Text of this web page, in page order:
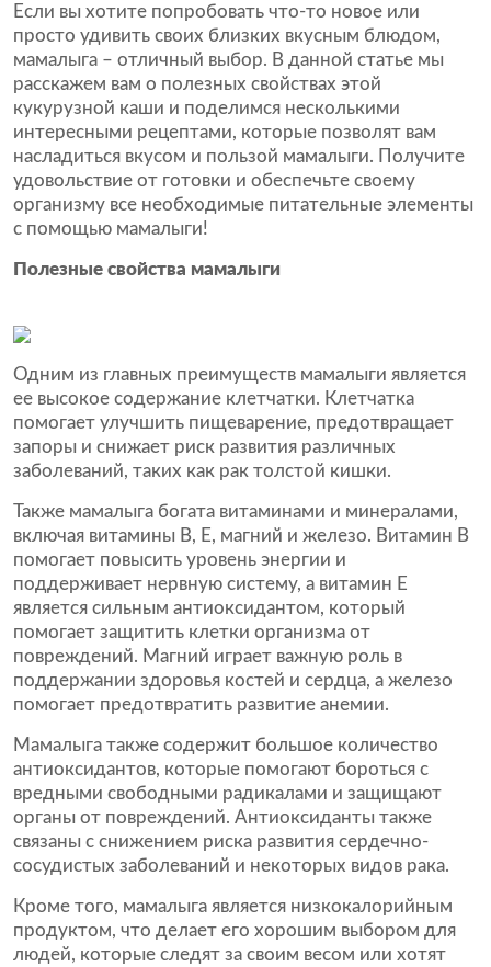
Если вы хотите попробовать что-то новое или
просто удивить своих близких вкусным блюдом,
мамалыга – отличный выбор. В данной статье мы
расскажем вам о полезных свойствах этой
кукурузной каши и поделимся несколькими
интересными рецептами, которые позволят вам
насладиться вкусом и пользой мамалыги. Получите
удовольствие от готовки и обеспечьте своему
организму все необходимые питательные элементы
с помощью мамалыги!
Полезные свойства мамалыги
Одним из главных преимуществ мамалыги является
ее высокое содержание клетчатки. Клетчатка
помогает улучшить пищеварение, предотвращает
запоры и снижает риск развития различных
заболеваний, таких как рак толстой кишки.
Также мамалыга богата витаминами и минералами,
включая витамины В, Е, магний и железо. Витамин В
помогает повысить уровень энергии и
поддерживает нервную систему, а витамин Е
является сильным антиоксидантом, который
помогает защитить клетки организма от
повреждений. Магний играет важную роль в
поддержании здоровья костей и сердца, а железо
помогает предотвратить развитие анемии.
Мамалыга также содержит большое количество
антиоксидантов, которые помогают бороться с
вредными свободными радикалами и защищают
органы от повреждений. Антиоксиданты также
связаны с снижением риска развития сердечно-
сосудистых заболеваний и некоторых видов рака.
Кроме того, мамалыга является низкокалорийным
продуктом, что делает его хорошим выбором для
людей, которые следят за своим весом или хотят